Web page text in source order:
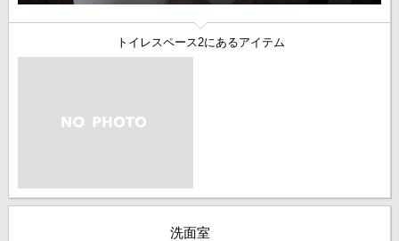
トイレスペース2にあるアイテム
洗面室